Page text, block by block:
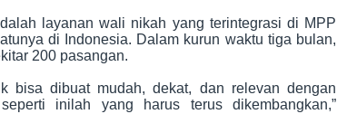
layanan wali nikah yang terintegrasi di MPP
di Indonesia. Dalam kurun waktu tiga bulan,
200 pasangan.
bisa dibuat mudah, dekat, dan relevan dengan
inilah yang harus terus dikembangkan,”